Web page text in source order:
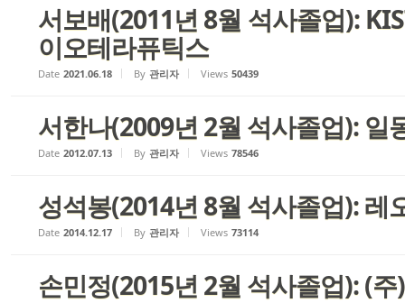
서보배(2011년 8월 석사졸업):
이오테라퓨틱스
Date 2021.06.18 By 관리자 Views 50439
서한나(2009년 2월 석사졸업): 일
Date 2012.07.13 By 관리자 Views 78546
성석봉(2014년 8월 석사졸업): 레
Date 2014.12.17 By 관리자 Views 73114
손민정(2015년 2월 석사졸업): (